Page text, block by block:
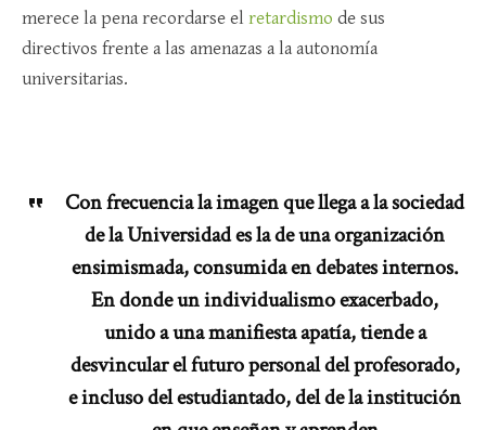
merece la pena recordarse el retardismo de sus
directivos frente a las amenazas a la autonomía
universitarias.
Con frecuencia la imagen que llega a la sociedad
de la Universidad es la de una organización
ensimismada, consumida en debates internos.
En donde un individualismo exacerbado,
unido a una manifiesta apatía, tiende a
desvincular el futuro personal del profesorado,
e incluso del estudiantado, del de la institución